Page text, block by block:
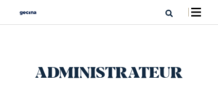
ADMINISTRATEUR